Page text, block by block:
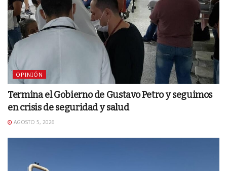
OPINIÓN
Termina el Gobierno de Gustavo Petro y seguimos
en crisis de seguridad y salud
AGOSTO 5, 2026